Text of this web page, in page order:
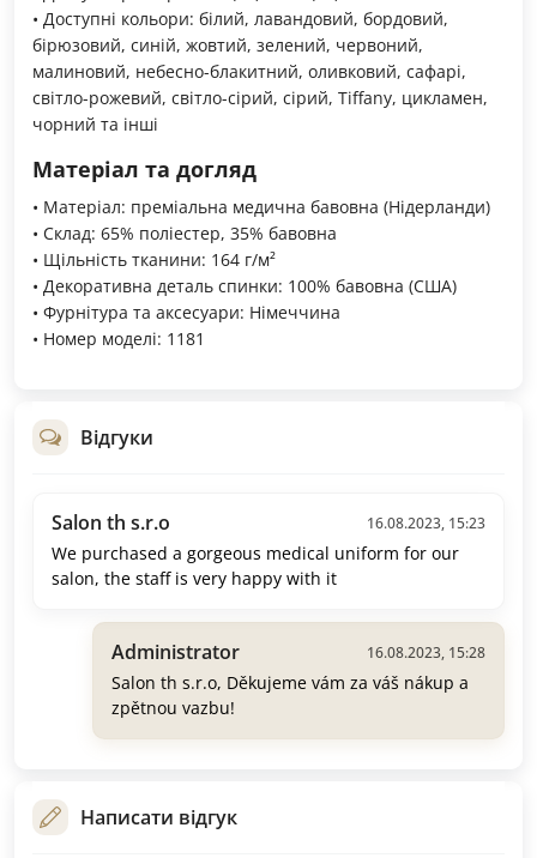
• Доступні кольори: білий, лавандовий, бордовий,
бірюзовий, синій, жовтий, зелений, червоний,
малиновий, небесно-блакитний, оливковий, сафарі,
світло-рожевий, світло-сірий, сірий, Tiffany, цикламен,
чорний та інші
Матеріал та догляд
• Матеріал: преміальна медична бавовна (Нідерланди)
• Склад: 65% поліестер, 35% бавовна
• Щільність тканини: 164 г/м²
• Декоративна деталь спинки: 100% бавовна (США)
• Фурнітура та аксесуари: Німеччина
• Номер моделі: 1181
Відгуки
Salon th s.r.o 16.08.2023, 15:23
We purchased a gorgeous medical uniform for our
salon, the staff is very happy with it
Administrator 16.08.2023, 15:28
Salon th s.r.o, Děkujeme vám za váš nákup a
zpětnou vazbu!
Написати відгук